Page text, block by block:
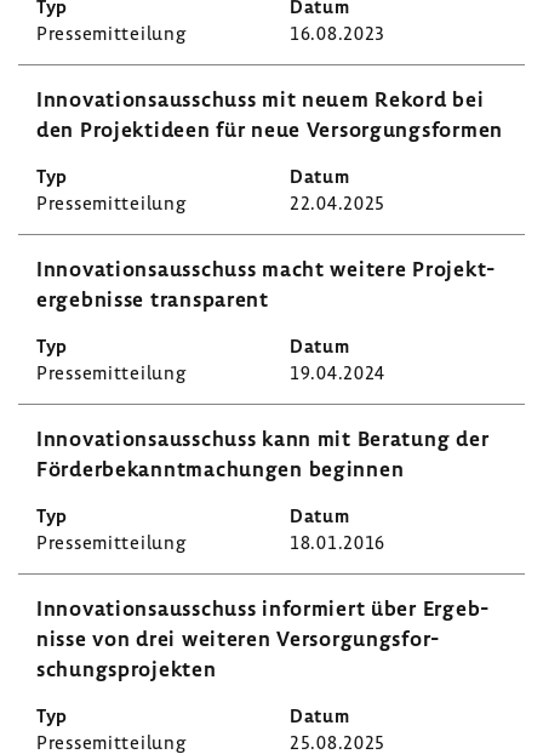
Pres­se­mit­tei­lung 16.08.2023
Inno­va­ti­ons­aus­schuss mit neuem Rekord bei
den Projekt­ideen für neue Versor­gungs­formen
Pres­se­mit­tei­lung 22.04.2025
Inno­va­ti­ons­aus­schuss macht weitere Projekt­
er­geb­nisse trans­pa­rent
Pres­se­mit­tei­lung 19.04.2024
Inno­va­ti­ons­aus­schuss kann mit Bera­tung der
Förder­be­kannt­ma­chungen beginnen
Pres­se­mit­tei­lung 18.01.2016
Inno­va­ti­ons­aus­schuss infor­miert über Ergeb­
nisse von drei weiteren Versor­gungs­for­
schungs­pro­jekten
Pres­se­mit­tei­lung 25.08.2025